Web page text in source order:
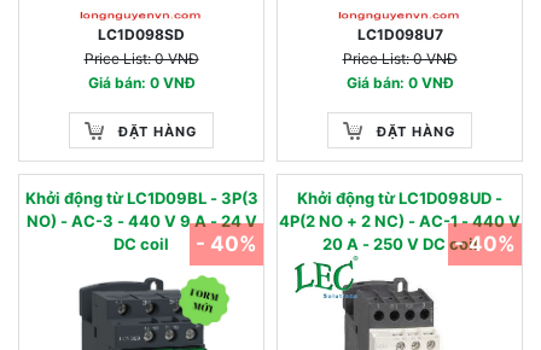
LC1D098SD
Price List: 0 VNĐ
Giá bán: 0 VNĐ
ĐẶT HÀNG
LC1D098U7
Price List: 0 VNĐ
Giá bán: 0 VNĐ
ĐẶT HÀNG
Khởi động từ LC1D09BL - 3P(3
NO) - AC-3 - 440 V 9 A - 24 V
DC coil
- 40%
Khởi động từ LC1D098UD -
4P(2 NO + 2 NC) - AC-1 - 440 V
20 A - 250 V DC coil- 40%